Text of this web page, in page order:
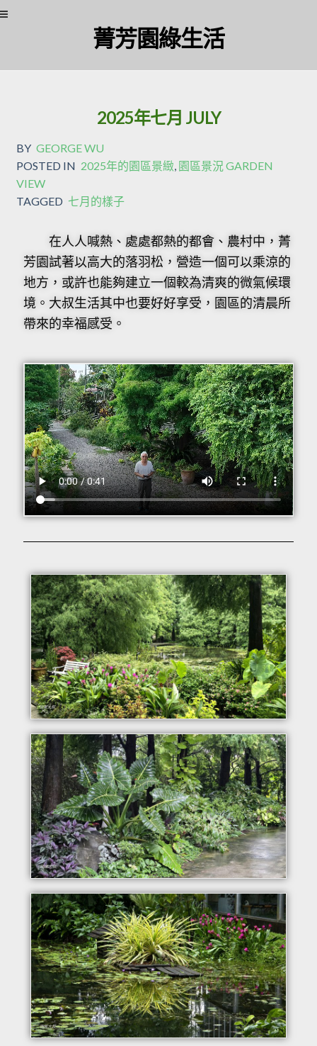
菁芳園綠生活
2025年七月 JULY
BY GEORGE WU
POSTED IN 2025年的園區景緻, 園區景況 GARDEN
VIEW
TAGGED 七月的樣子
在人人喊熱、處處都熱的都會、農村中，菁
芳園試著以高大的落羽松，營造一個可以乘涼的
地方，或許也能夠建立一個較為清爽的微氣候環
境。大叔生活其中也要好好享受，園區的清晨所
帶來的幸福感受。